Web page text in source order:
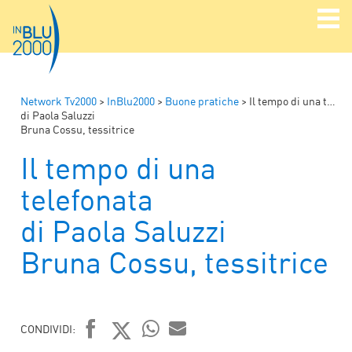
Network Tv2000 > InBlu2000 > Buone pratiche > Il tempo di una telefonata
di Paola Saluzzi
Bruna Cossu, tessitrice
Il tempo di una
telefonata
di Paola Saluzzi
Bruna Cossu, tessitrice
CONDIVIDI: